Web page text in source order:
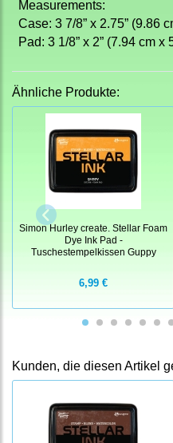
Measurements:
Case: 3 7/8” x 2.75” (9.86
Pad: 3 1/8” x 2” (7.94 cm x
Ähnliche Produkte:
Simon Hurley create. Stellar Foam
Dye Ink Pad -
Tuschestempelkissen Guppy
6,99 €
Kunden, die diesen Artikel